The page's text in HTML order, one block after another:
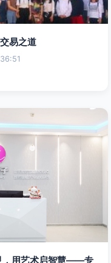
易之道
，用艺术启智慧——专